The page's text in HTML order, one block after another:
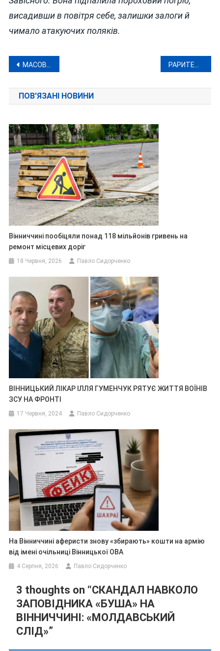
висадивши в повітря себе, залишки залоги й
чимало атакуючих поляків.
Навігація
записів
МАСОВЕ ВБИВСТВО РОСІЯН У МОСКОВСЬКОМУ «КРОКУС СІТІ ХОЛІ» ЗАМОВИВ ЯНУКОВИЧ?
ПОВ'ЯЗАНІ НОВИНИ
Вінниччині пообіцяли понад 118 мільйонів гривень на
ремонт місцевих доріг
18 Червня, 2026 Павло Сидорченко
ВІННИЦЬКИЙ ЛІКАР ІЛЛЯ ГУМЕНЧУК РЯТУЄ ЖИТТЯ ВОЇНІВ
ЗСУ НА ФРОНТІ
17 Червня, 2024 Павло Сидорченко
На Вінниччині аферисти знову «збирають» кошти на армію
від імені очільниці Вінницької ОВА
4 Серпня, 2026 Павло Сидорченко
3 thoughts on “СКАНДАЛ НАВКОЛО
ЗАПОВІДНИКА «БУША» НА
ВІННИЧЧИНІ: «МОЛДАВСЬКИЙ
СЛІД»”